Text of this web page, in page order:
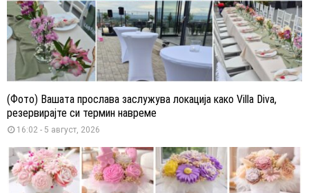
(Фото) Вашата прослава заслужува локација како Villa Diva,
резервирајте си термин навреме
16:02 - 5 август, 2026